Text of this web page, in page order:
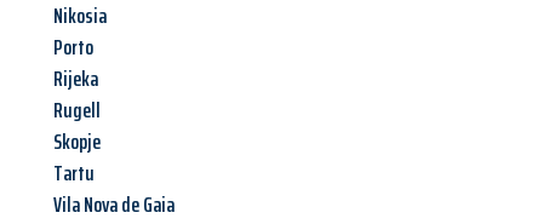
Nikosia
Porto
Rijeka
Rugell
Skopje
Tartu
Vila Nova de Gaia